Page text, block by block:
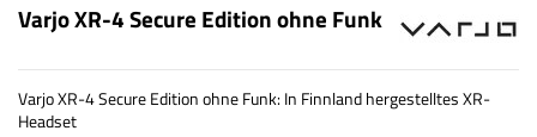
Varjo XR-4 Secure Edition ohne Funk
Varjo XR-4 Secure Edition ohne Funk: In Finnland hergestelltes XR-
Headset